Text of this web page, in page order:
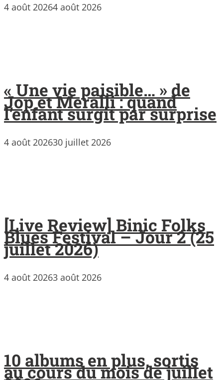
4 août 20264 août 2026
« Une vie paisible… » de
Jop et Meralli : quand
l’enfant surgit par surprise
4 août 202630 juillet 2026
[Live Review] Binic Folks
Blues Festival – Jour 2 (25
juillet 2026)
4 août 20263 août 2026
10 albums en plus, sortis
au cours du mois de juillet